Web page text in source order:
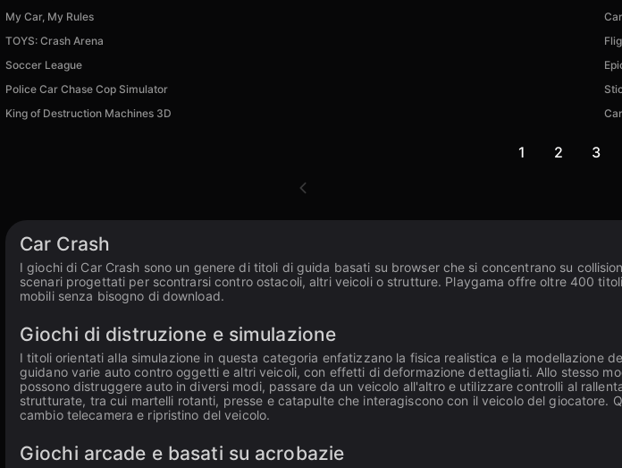
My Car, My Rules
TOYS: Crash Arena
Soccer League
Police Car Chase Cop Simulator
King of Destruction Machines 3D
1 2 3
Car Crash
I giochi di Car Crash sono un genere di titoli di guida basati su browser che si concentrano su
scenari progettati per scontrarsi contro ostacoli, altri veicoli o strutture. Playgama offre oltre 400
mobili senza bisogno di download.
Giochi di distruzione e simulazione
I titoli orientati alla simulazione in questa categoria enfatizzano la fisica realistica e la modellazione
guidano varie auto contro oggetti e altri veicoli, con effetti di deformazione dettagliati. Allo stesso
possono distruggere auto in diversi modi, passare da un veicolo all'altro e utilizzare controlli al
strutturate, tra cui martelli rotanti, presse e catapulte che interagiscono con il veicolo del giocatore.
cambio telecamera e ripristino del veicolo.
Giochi arcade e basati su acrobazie